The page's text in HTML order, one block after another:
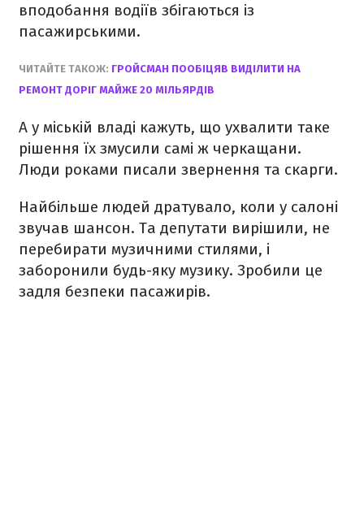
вподобання водіїв збігаються із
пасажирськими.
ЧИТАЙТЕ ТАКОЖ: ГРОЙСМАН ПООБІЦЯВ ВИДІЛИТИ НА
РЕМОНТ ДОРІГ МАЙЖЕ 20 МІЛЬЯРДІВ
А у міській владі кажуть, що ухвалити таке
рішення їх змусили самі ж черкащани.
Люди роками писали звернення та скарги.
Найбільше людей дратувало, коли у салоні
звучав шансон. Та депутати вирішили, не
перебирати музичними стилями, і
заборонили будь-яку музику. Зробили це
задля безпеки пасажирів.